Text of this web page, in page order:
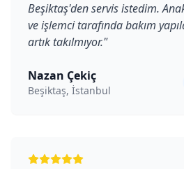
Beşiktaş'den servis istedim.
ve işlemci tarafında bakım
artık takılmıyor."
Nazan Çekiç
Beşiktaş, İstanbul